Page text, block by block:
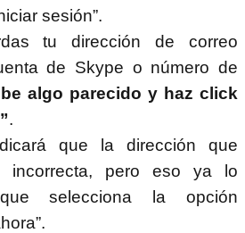
sesión”.
tu dirección de correo
de Skype o número de
algo parecido y haz click
.
que la dirección que
incorrecta, pero eso ya lo
selecciona la opción